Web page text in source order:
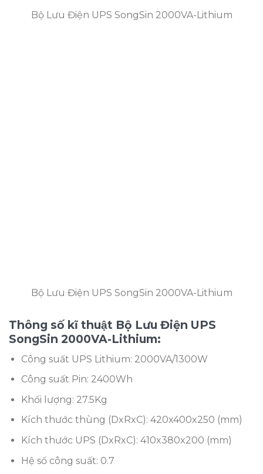
Bộ Lưu Điện UPS SongSin 2000VA-Lithium
Bộ Lưu Điện UPS SongSin 2000VA-Lithium
Thông số kĩ thuật Bộ Lưu Điện UPS
SongSin 2000VA-Lithium:
Công suất UPS Lithium: 2000VA/1300W
Công suất Pin: 2400Wh
Khối lượng: 27.5Kg
Kích thước thùng (DxRxC): 420x400x250 (mm)
Kích thước UPS (DxRxC): 410x380x200 (mm)
Hệ số công suất: 0.7